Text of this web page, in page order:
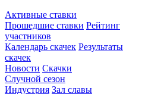
Активные ставки
Прошедшие ставки Рейтинг
участников
Календарь скачек Результаты
скачек
Новости Скачки
Случной сезон
Индустрия Зал славы